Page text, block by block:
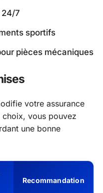
7
sportifs
pièces mécaniques
votre assurance
choix, vous pouvez
une bonne
Recommandation